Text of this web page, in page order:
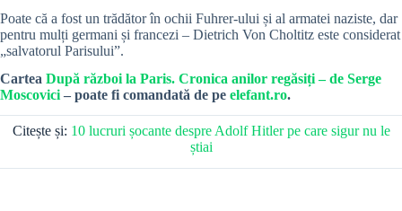
Poate că a fost un trădător în ochii Fuhrer-ului și al armatei naziste, dar
pentru mulți germani și francezi – Dietrich Von Choltitz este considerat
„salvatorul Parisului”.
Cartea După război la Paris. Cronica anilor regăsiți – de Serge
Moscovici – poate fi comandată de pe elefant.ro.
Citește și: 10 lucruri șocante despre Adolf Hitler pe care sigur nu le
știai